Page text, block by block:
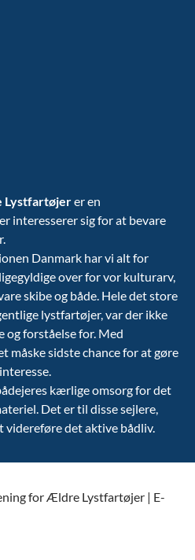
Lystfartøjerer en
interesserer sig for at bevare
Danmark har vi alt for
over for vor kulturarv,
skibe og både. Hele det store
lystfartøjer, var der ikke
og forståelse for. Med
måske sidste chance for at gøre
kærlige omsorg for det
Det er til disse sejlere,
videreføre det aktive bådliv.
for Ældre Lystfartøjer | E-